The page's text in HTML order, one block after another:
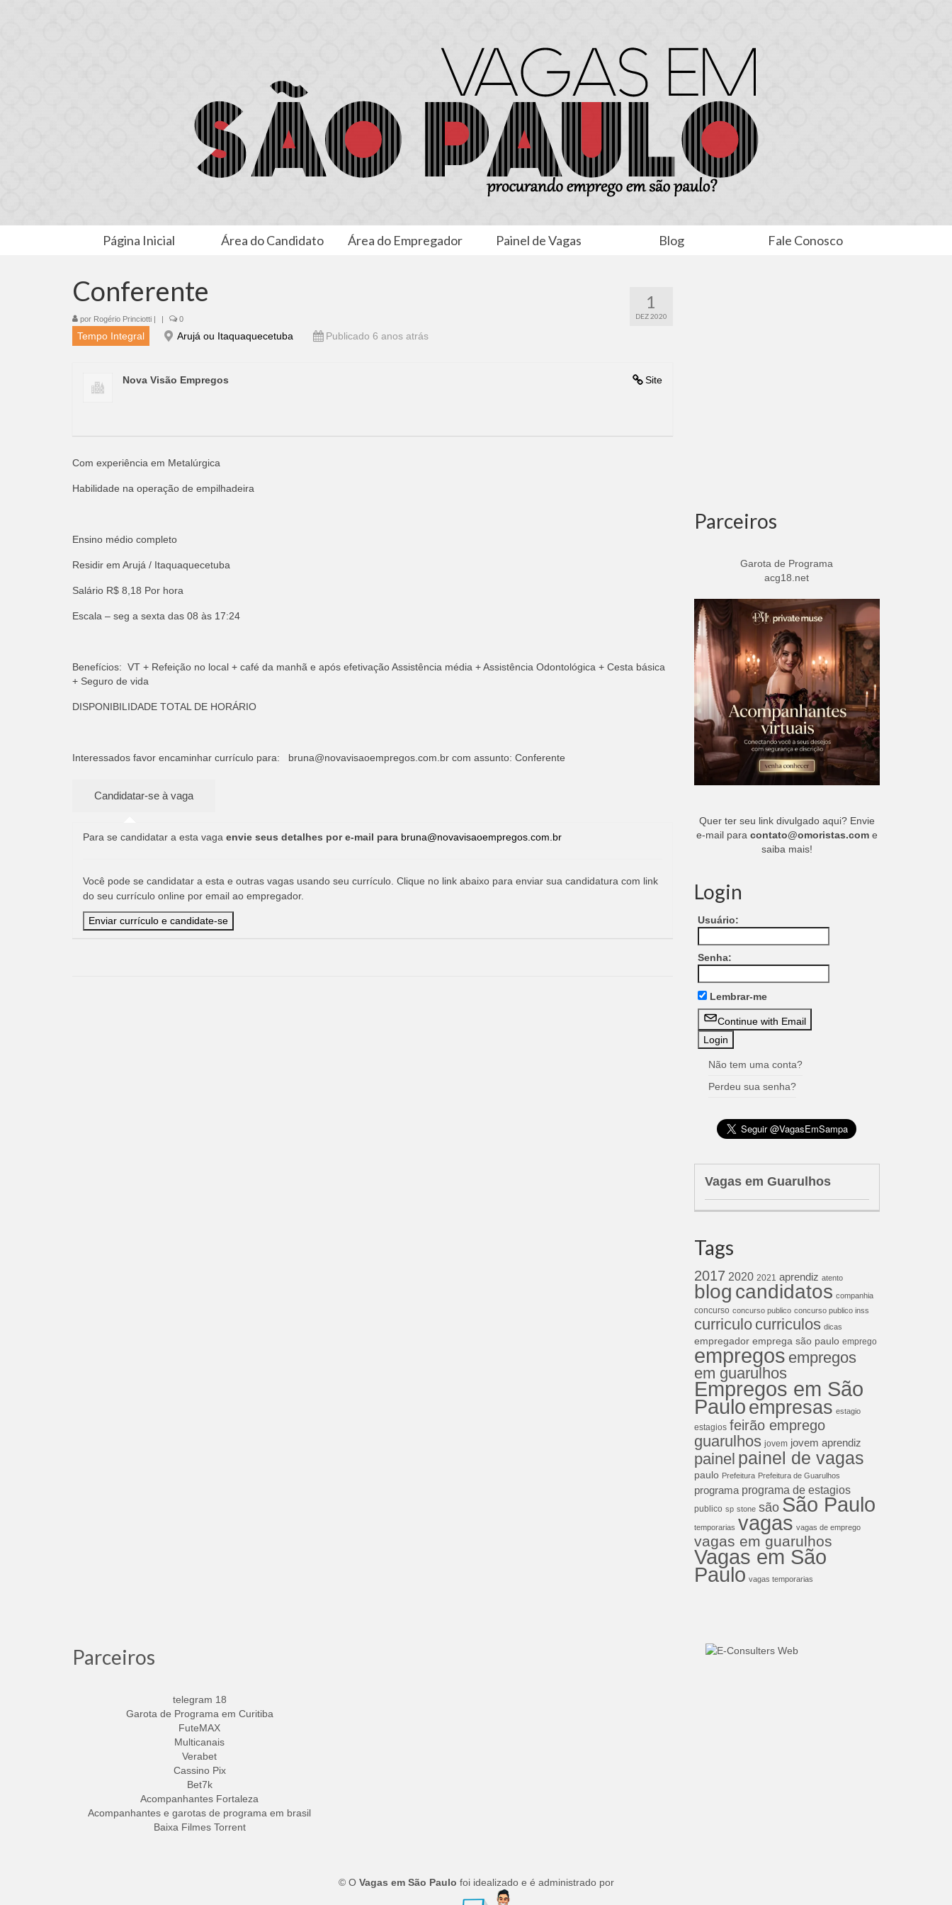
Página Inicial Área do Candidato Área do Empregador Painel de Vagas Blog Fale Conosco
1
DEZ 2020
Conferente
por Rogério Princiotti | | 0
Tempo Integral Arujá ou Itaquaquecetuba Publicado 6 anos atrás
Site
Nova Visão Empregos
Com experiência em Metalúrgica
Habilidade na operação de empilhadeira
Ensino médio completo
Residir em Arujá / Itaquaquecetuba
Salário R$ 8,18 Por hora
Escala – seg a sexta das 08 às 17:24
Benefícios: VT + Refeição no local + café da manhã e após efetivação Assistência média + Assistência Odontológica + Cesta básica
+ Seguro de vida
DISPONIBILIDADE TOTAL DE HORÁRIO
Interessados favor encaminhar currículo para: bruna@novavisaoempregos.com.br com assunto: Conferente
Para se candidatar a esta vaga envie seus detalhes por e-mail para bruna@novavisaoempregos.com.br
Você pode se candidatar a esta e outras vagas usando seu currículo. Clique no link abaixo para enviar sua candidatura com link
do seu currículo online por email ao empregador.
Parceiros
Garota de Programa
acg18.net
Quer ter seu link divulgado aqui? Envie
e-mail para contato@omoristas.come
saiba mais!
Login
Usuário:
Senha:
Lembrar-me
Continue with Email
Não tem uma conta?
Perdeu sua senha?
Vagas em Guarulhos
Tags
2017 2020 2021 aprendiz atento
blog candidatos companhia
concurso concurso publico concurso publico inss
curriculo curriculos dicas
empregador emprega são paulo emprego
empregos empregos
em guarulhos
Empregos em São
Pauloempresas estagio
estagios feirão emprego
guarulhos jovem jovem aprendiz
painel painel de vagas
paulo Prefeitura Prefeitura de Guarulhos
programa programa de estagios
publico sp stone são São Paulo
temporarias vagas vagas de emprego
vagas em guarulhos
Vagas em São
Paulo vagas temporarias
Parceiros
telegram 18
Garota de Programa em Curitiba
FuteMAX
Multicanais
Verabet
Cassino Pix
Bet7k
Acompanhantes Fortaleza
Acompanhantes e garotas de programa em brasil
Baixa Filmes Torrent
© O Vagas em São Paulo foi idealizado e é administrado por